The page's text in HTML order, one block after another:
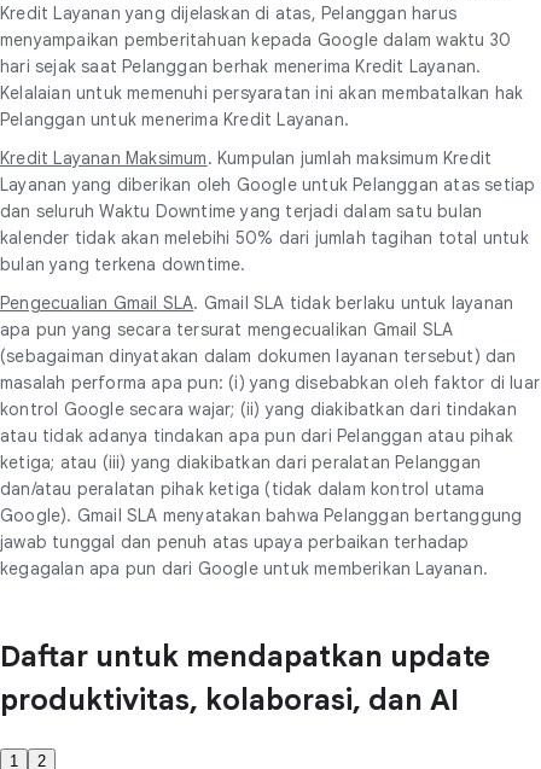
Kredit Layanan yang dijelaskan di atas, Pelanggan harus
menyampaikan pemberitahuan kepada Google dalam waktu 30
hari sejak saat Pelanggan berhak menerima Kredit Layanan.
Kelalaian untuk memenuhi persyaratan ini akan membatalkan hak
Pelanggan untuk menerima Kredit Layanan.
Kredit Layanan Maksimum. Kumpulan jumlah maksimum Kredit
Layanan yang diberikan oleh Google untuk Pelanggan atas setiap
dan seluruh Waktu Downtime yang terjadi dalam satu bulan
kalender tidak akan melebihi 50% dari jumlah tagihan total untuk
bulan yang terkena downtime.
Pengecualian Gmail SLA. Gmail SLA tidak berlaku untuk layanan
apa pun yang secara tersurat mengecualikan Gmail SLA
(sebagaiman dinyatakan dalam dokumen layanan tersebut) dan
masalah performa apa pun: (i) yang disebabkan oleh faktor di luar
kontrol Google secara wajar; (ii) yang diakibatkan dari tindakan
atau tidak adanya tindakan apa pun dari Pelanggan atau pihak
ketiga; atau (iii) yang diakibatkan dari peralatan Pelanggan
dan/atau peralatan pihak ketiga (tidak dalam kontrol utama
Google). Gmail SLA menyatakan bahwa Pelanggan bertanggung
jawab tunggal dan penuh atas upaya perbaikan terhadap
kegagalan apa pun dari Google untuk memberikan Layanan.
Daftar untuk mendapatkan update
produktivitas, kolaborasi, dan AI
1 2